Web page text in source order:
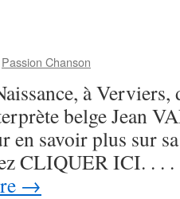
Passion Chanson
à Verviers,
belge Jean
en savoir plus sur
CLIQUER ICI.
→